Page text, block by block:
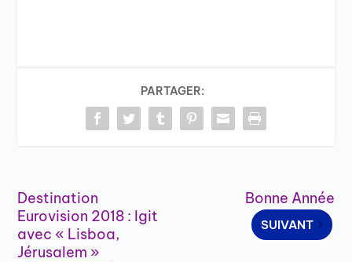
PARTAGER:
Destination
Eurovision 2018 : Igit
avec « Lisboa,
Jérusalem »
Bonne Année
SUIVANT